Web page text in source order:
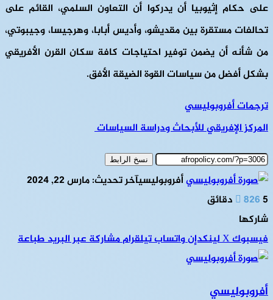
على حكام إثيوبيا أن يدركوا أن التعاون السلمي، القائم على
تحالفات مستقرة بين مقديشو، وأديس أبابا، وهرجيسا، وجيبوتي،
من شأنه أن يضمن توفير احتياجات كافة سكان القرن الأفريقي
بشكل أفضل من سياسات القوة الضيقة الأفق.
ترجمات أفروبوليسي
المركز الإفريقي للأبحاث ودراسة السياسات
نسخ الرابط
أفروبوليسيآخر تحديث: مارس 22, 2024
8265 دقائق
شاركها
فيسبوك‫Xلينكدإنواتسابتيلقراممشاركة عبر البريدطباعة
أفروبوليسي